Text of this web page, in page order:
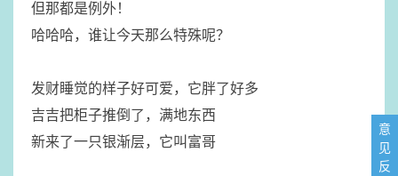
​但那都是例外！
哈哈哈，谁让今天那么特殊呢？
发财睡觉的样子好可爱，它胖了好多
吉吉把柜子推倒了，满地东西
​新来了一只银渐层，它叫富哥
意
见
反